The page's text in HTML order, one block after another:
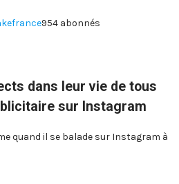
954 abonnés
dans leur vie de tous
sur Instagram
quand il se balade sur Instagram à